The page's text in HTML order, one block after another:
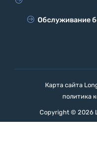
Обслуживание
Карта сайта
политика
Copyright © 2026